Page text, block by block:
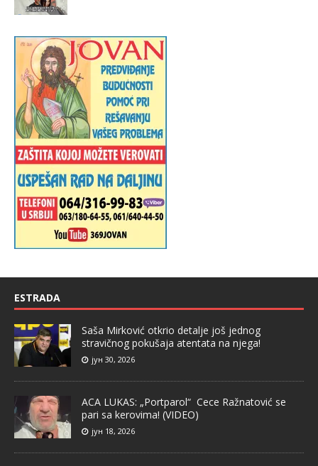
ESTRADA
Saša Mirković otkrio detalje još jednog
stravičnog pokušaja atentata na njega!
јун 30, 2026
ACA LUKAS: „Portparol“ Cece Ražnatović se
pari sa kerovima! (VIDEO)
јун 18, 2026